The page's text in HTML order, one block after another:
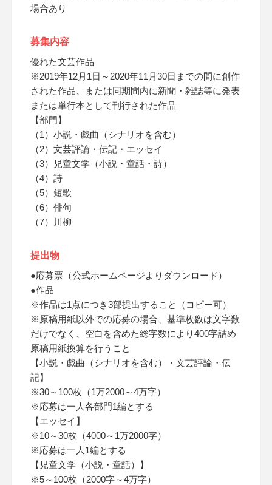
場合あり
募集内容
優れた文芸作品
※2019年12月1日～2020年11月30日までの間に創作
された作品、または同期間内に新聞・雑誌等に発表
または単行本として刊行された作品
【部門】
（1）小説・戯曲（シナリオを含む）
（2）文芸評論・伝記・エッセイ
（3）児童文学（小説・童話・詩）
（4）詩
（5）短歌
（6）俳句
（7）川柳
提出物
●応募票（公式ホームページよりダウンロード）
●作品
※作品は1点につき3部提出すること（コピー可）
※原稿用紙以外での応募の場合、基準枚数は文字数
だけでなく、空白を含めた総字数により400字詰め
原稿用紙換算を行うこと
【小説・戯曲（シナリオを含む）・文芸評論・伝
記】
※30～100枚（1万2000～4万字）
※応募は一人各部門1編とする
【エッセイ】
※10～30枚（4000～1万2000字）
※応募は一人1編とする
【児童文学（小説・童話）】
※5～100枚（2000字～4万字）